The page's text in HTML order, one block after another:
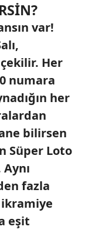
var!
Her
numara
her
bilirsen
Süper Loto
fazla
ikramiye
eşit